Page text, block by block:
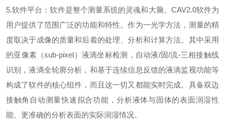
5.软件平台：软件是整个测量系统的灵魂和大脑。 CAV2.0软件为
用户提供了范围广泛的功能和特性。作为一光学方法，测量的精
度取决于成像的质量和后着的处理、分析和计算方法。其中采用
的亚像素（sub-pixel）液滴坐标检测，自动液/固/流-三相接触线
识别，液滴全轮廓分析，和基于连续信息反馈的液滴监视功能等
构成了软件的核心组件，而且这一切又都能实时完成。具备双边
接触角自动测量快速拟合功能，分析液体与固体的表面润湿性
能、更准确的分析表面的实际润湿情况。